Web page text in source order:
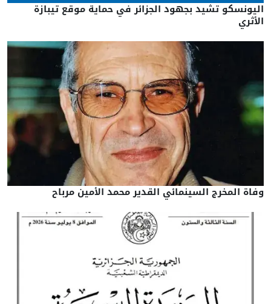
اليونسكو تشيد بجهود الجزائر في حماية موقع تيبازة
الأثري
وفاة المخرج السينمائي القدير محمد الأمين مرباح